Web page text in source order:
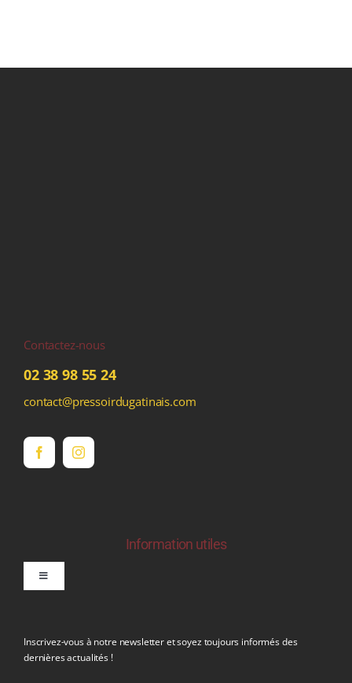
Contactez-nous
02 38 98 55 24
contact@pressoirdugatinais.com
Information utiles
Toggle
Inscrivez-vous à notre newsletter et soyez toujours informés des
dernières actualités !